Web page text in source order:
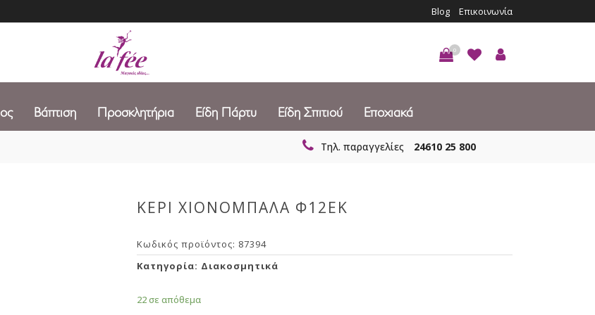
Blog Επικοινωνία
0
Βάπτιση Προσκλητήρια Είδη Πάρτυ Είδη Σπιτιού Εποχιακά
Τηλ. παραγγελίες 24610 25 800
ΚΕΡΙ ΧΙΟΝΟΜΠΑΛΑ Φ12ΕΚ
Κωδικός προϊόντος: 87394
Κατηγορία: Διακοσμητικά
22 σε απόθεμα